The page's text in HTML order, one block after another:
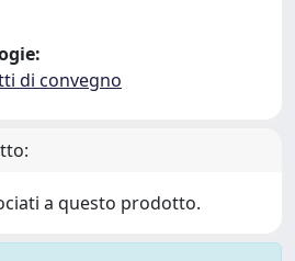
di convegno
a questo prodotto.